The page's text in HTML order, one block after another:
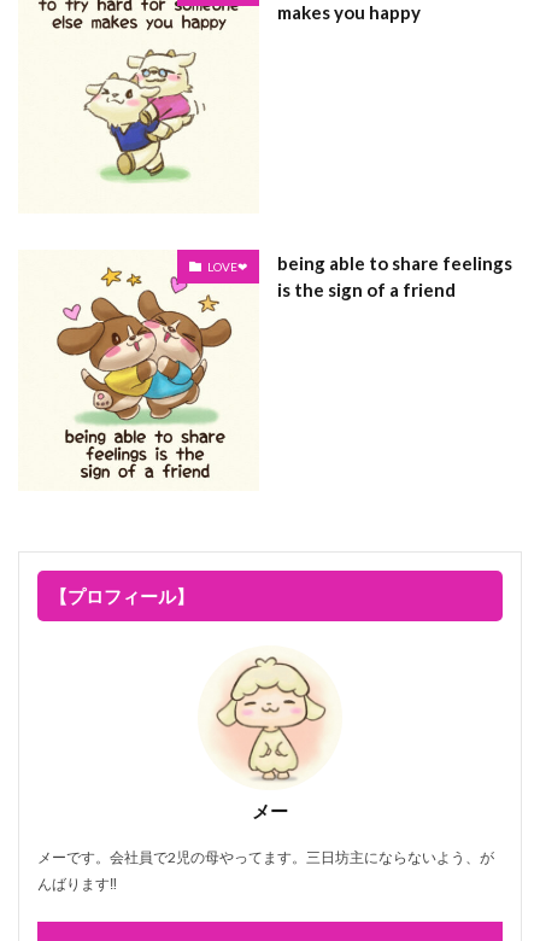
makes you happy
LOVE❤
being able to share feelings
is the sign of a friend
【プロフィール】
メー
メーです。会社員で2児の母やってます。三日坊主にならないよう、が
んばります‼